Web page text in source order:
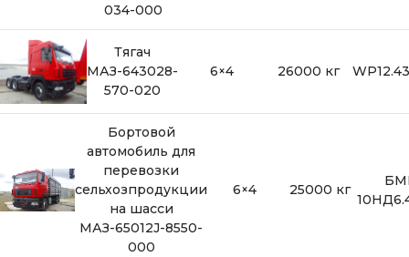
034-000
Тягач
МАЗ-643028-
570-020
6×4 26000 кг
Бортовой
автомобиль для
перевозки
сельхозпродукции
на шасси
МАЗ-65012J-8550-
000
6×4 25000 кг